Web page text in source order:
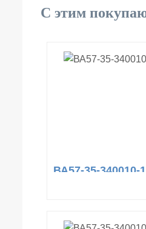
С этим
ВА57-35-340010-